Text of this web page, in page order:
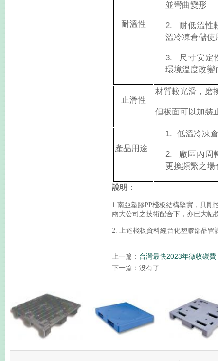
耐溫性
並彎曲變形
2.
耐低溫性
溫冷凍倉儲使
3.
尺寸安定
環境溫度改變
止滑性
材質較光滑，磨
但板面可以加裝
產品用途
1. 低溫冷凍
2.
廠區內周
更換頻繁之場
說明：
1.南亞塑膠PP棧板結構堅實，具
兩大公司之技術配合下，亦已大幅
2. 上述棧板資料經台化塑膠部品管
上一篇： 台灣最快2023年徵收碳
下一篇：没有了！